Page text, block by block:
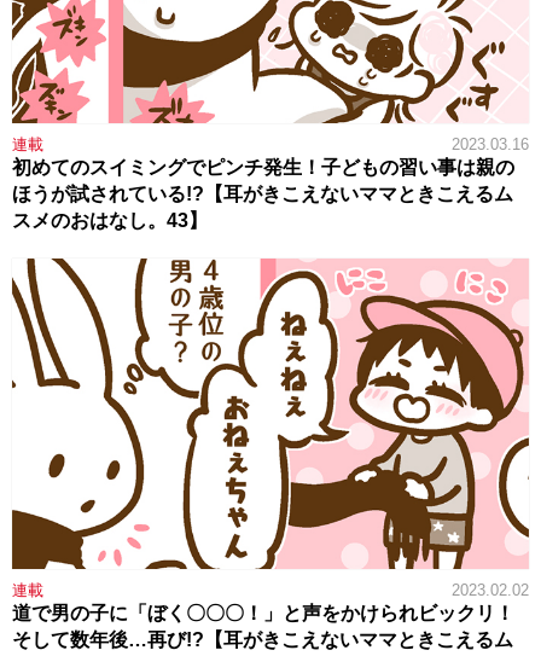
連載 2023.03.16
初めてのスイミングでピンチ発生！子どもの習い事は親の
ほうが試されている!?【耳がきこえないママときこえるム
スメのおはなし。43】
連載 2023.02.02
道で男の子に「ぼく〇〇〇！」と声をかけられビックリ！
そして数年後…再び!?【耳がきこえないママときこえるム